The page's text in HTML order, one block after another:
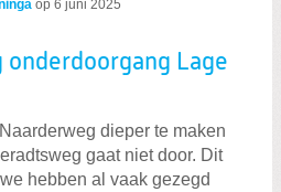
op 6 juni 2025
onderdoorgang Lage
dieper te maken
gaat niet door. Dit
hebben al vaak gezegd